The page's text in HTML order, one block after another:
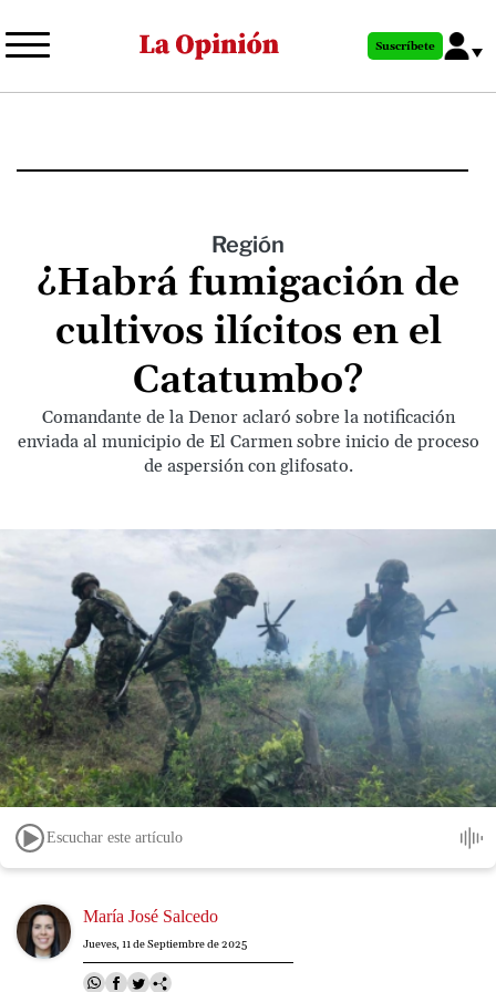
al
principal
Suscríbete
Región
¿Habrá fumigación de
cultivos ilícitos en el
Catatumbo?
Comandante de la Denor aclaró sobre la notificación
enviada al municipio de El Carmen sobre inicio de proceso
de aspersión con glifosato.
Escuchar este artículo
Image María José Salcedo
Jueves, 11 de Septiembre de 2025